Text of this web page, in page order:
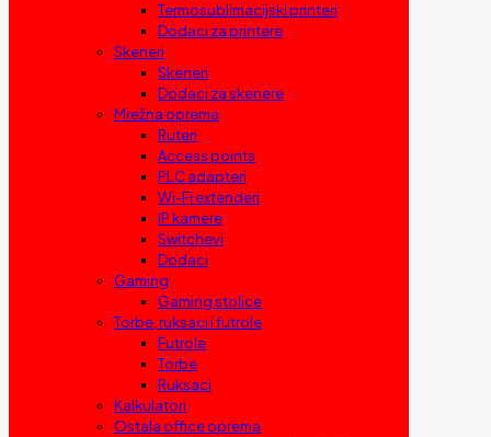
Termosublimacijski printeri
Dodaci za printere
Skeneri
Skeneri
Dodaci za skenere
Mrežna oprema
Ruteri
Access points
PLC adapteri
Wi-Fi extenderi
IP kamere
Switchevi
Dodaci
Gaming
Gaming stolice
Torbe, ruksaci i futrole
Futrole
Torbe
Ruksaci
Kalkulatori
Ostala office oprema